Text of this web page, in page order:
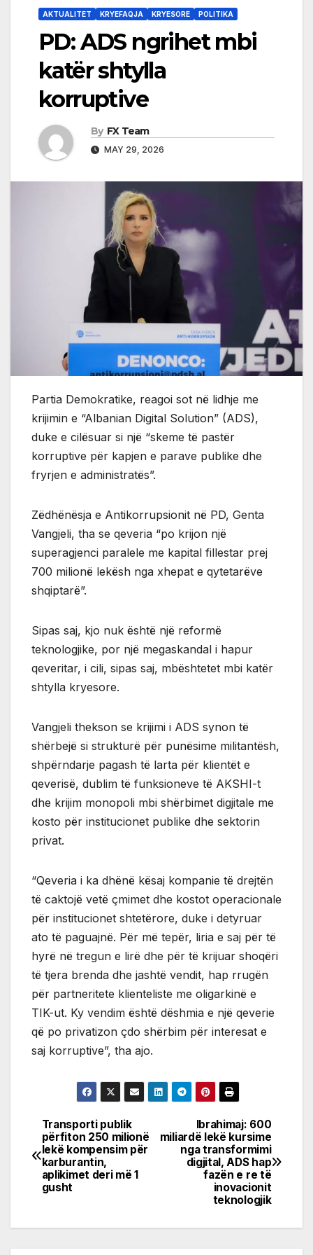
AKTUALITET KRYEFAQJA KRYESORE POLITIKA
PD: ADS ngrihet mbi
katër shtylla
korruptive
By FX Team
MAY 29, 2026
Partia Demokratike, reagoi sot në lidhje me
krijimin e “Albanian Digital Solution” (ADS),
duke e cilësuar si një “skeme të pastër
korruptive për kapjen e parave publike dhe
fryrjen e administratës”.
Zëdhënësja e Antikorrupsionit në PD, Genta
Vangjeli, tha se qeveria “po krijon një
superagjenci paralele me kapital fillestar prej
700 milionë lekësh nga xhepat e qytetarëve
shqiptarë”.
Sipas saj, kjo nuk është një reformë
teknologjike, por një megaskandal i hapur
qeveritar, i cili, sipas saj, mbështetet mbi katër
shtylla kryesore.
Vangjeli thekson se krijimi i ADS synon të
shërbejë si strukturë për punësime militantësh,
shpërndarje pagash të larta për klientët e
qeverisë, dublim të funksioneve të AKSHI-t
dhe krijim monopoli mbi shërbimet digjitale me
kosto për institucionet publike dhe sektorin
privat.
“Qeveria i ka dhënë kësaj kompanie të drejtën
të caktojë vetë çmimet dhe kostot operacionale
për institucionet shtetërore, duke i detyruar
ato të paguajnë. Për më tepër, liria e saj për të
hyrë në tregun e lirë dhe për të krijuar shoqëri
të tjera brenda dhe jashtë vendit, hap rrugën
për partneritete klienteliste me oligarkinë e
TIK-ut. Ky vendim është dëshmia e një qeverie
që po privatizon çdo shërbim për interesat e
saj korruptive”, tha ajo.
Post
navigation
Ibrahimaj: 600
miliardë lekë kursime
nga transformimi
digjital, ADS hap
fazën e re të
inovacionit
teknologjik
Transporti publik
përfiton 250 milionë
lekë kompensim për
karburantin,
aplikimet deri më 1
gusht